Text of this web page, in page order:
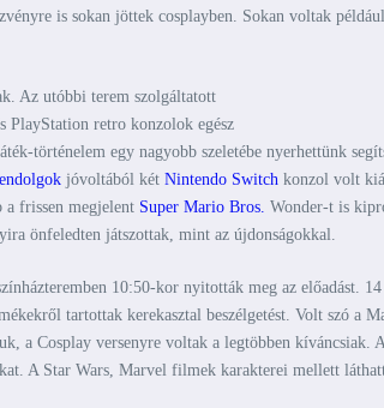
is sokan jöttek cosplayben. Sokan voltak
Az utóbbi terem szolgáltatott
PlayStation retro konzolok egész
történelem egy nagyobb szeletébe nyerhettünk
jóvoltából két Nintendo Switch konzol volt
a frissen megjelent Super Mario Bros. Wonder-t is
önfeledten játszottak, mint az újdonságokkal.
10:50-kor nyitották meg az előadást.
tartottak kerekasztal beszélgetést. Volt szó a
a Cosplay versenyre voltak a legtöbben kíváncsiak.
A Star Wars, Marvel filmek karakterei mellett